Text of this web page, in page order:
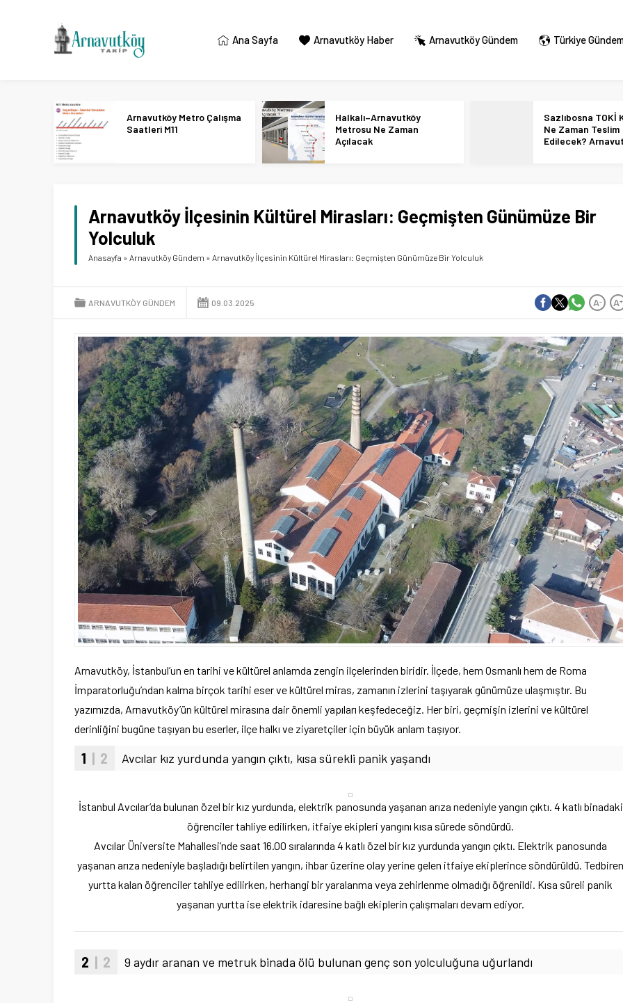
Ana Sayfa Arnavutköy Haber Arnavutköy Gündem Türkiye
Arnavutköy Metro Çalışma
Saatleri M11
Halkalı–Arnavutköy
Metrosu Ne Zaman
Açılacak
Sazlıbosna TOKİ
Ne Zaman Teslim
Edilecek?
Arnavutköy İlçesinin Kültürel Mirasları: Geçmişten Günümüze Bir
Yolculuk
Anasayfa » Arnavutköy Gündem » Arnavutköy İlçesinin Kültürel Mirasları: Geçmişten Günümüze Bir Yolculuk
ARNAVUTKÖY GÜNDEM 09.03.2025 A+
A-
Arnavutköy, İstanbul’un en tarihi ve kültürel anlamda zengin ilçelerinden biridir. İlçede, hem Osmanlı hem de Roma
İmparatorluğu’ndan kalma birçok tarihi eser ve kültürel miras, zamanın izlerini taşıyarak günümüze ulaşmıştır. Bu
yazımızda, Arnavutköy’ün kültürel mirasına dair önemli yapıları keşfedeceğiz. Her biri, geçmişin izlerini ve kültürel
derinliğini bugüne taşıyan bu eserler, ilçe halkı ve ziyaretçiler için büyük anlam taşıyor.
1 | 2 Avcılar kız yurdunda yangın çıktı, kısa sürekli panik yaşandı
İstanbul Avcılar’da bulunan özel bir kız yurdunda, elektrik panosunda yaşanan arıza nedeniyle yangın çıktı. 4 katlı binadaki
öğrenciler tahliye edilirken, itfaiye ekipleri yangını kısa sürede söndürdü.
Avcılar Üniversite Mahallesi’nde saat 16.00 sıralarında 4 katlı özel bir kız yurdunda yangın çıktı. Elektrik panosunda
yaşanan arıza nedeniyle başladığı belirtilen yangın, ihbar üzerine olay yerine gelen itfaiye ekiplerince söndürüldü.
yurtta kalan öğrenciler tahliye edilirken, herhangi bir yaralanma veya zehirlenme olmadığı öğrenildi. Kısa süreli panik
yaşanan yurtta ise elektrik idaresine bağlı ekiplerin çalışmaları devam ediyor.
2 | 2 9 aydır aranan ve metruk binada ölü bulunan genç son yolculuğuna uğurlandı